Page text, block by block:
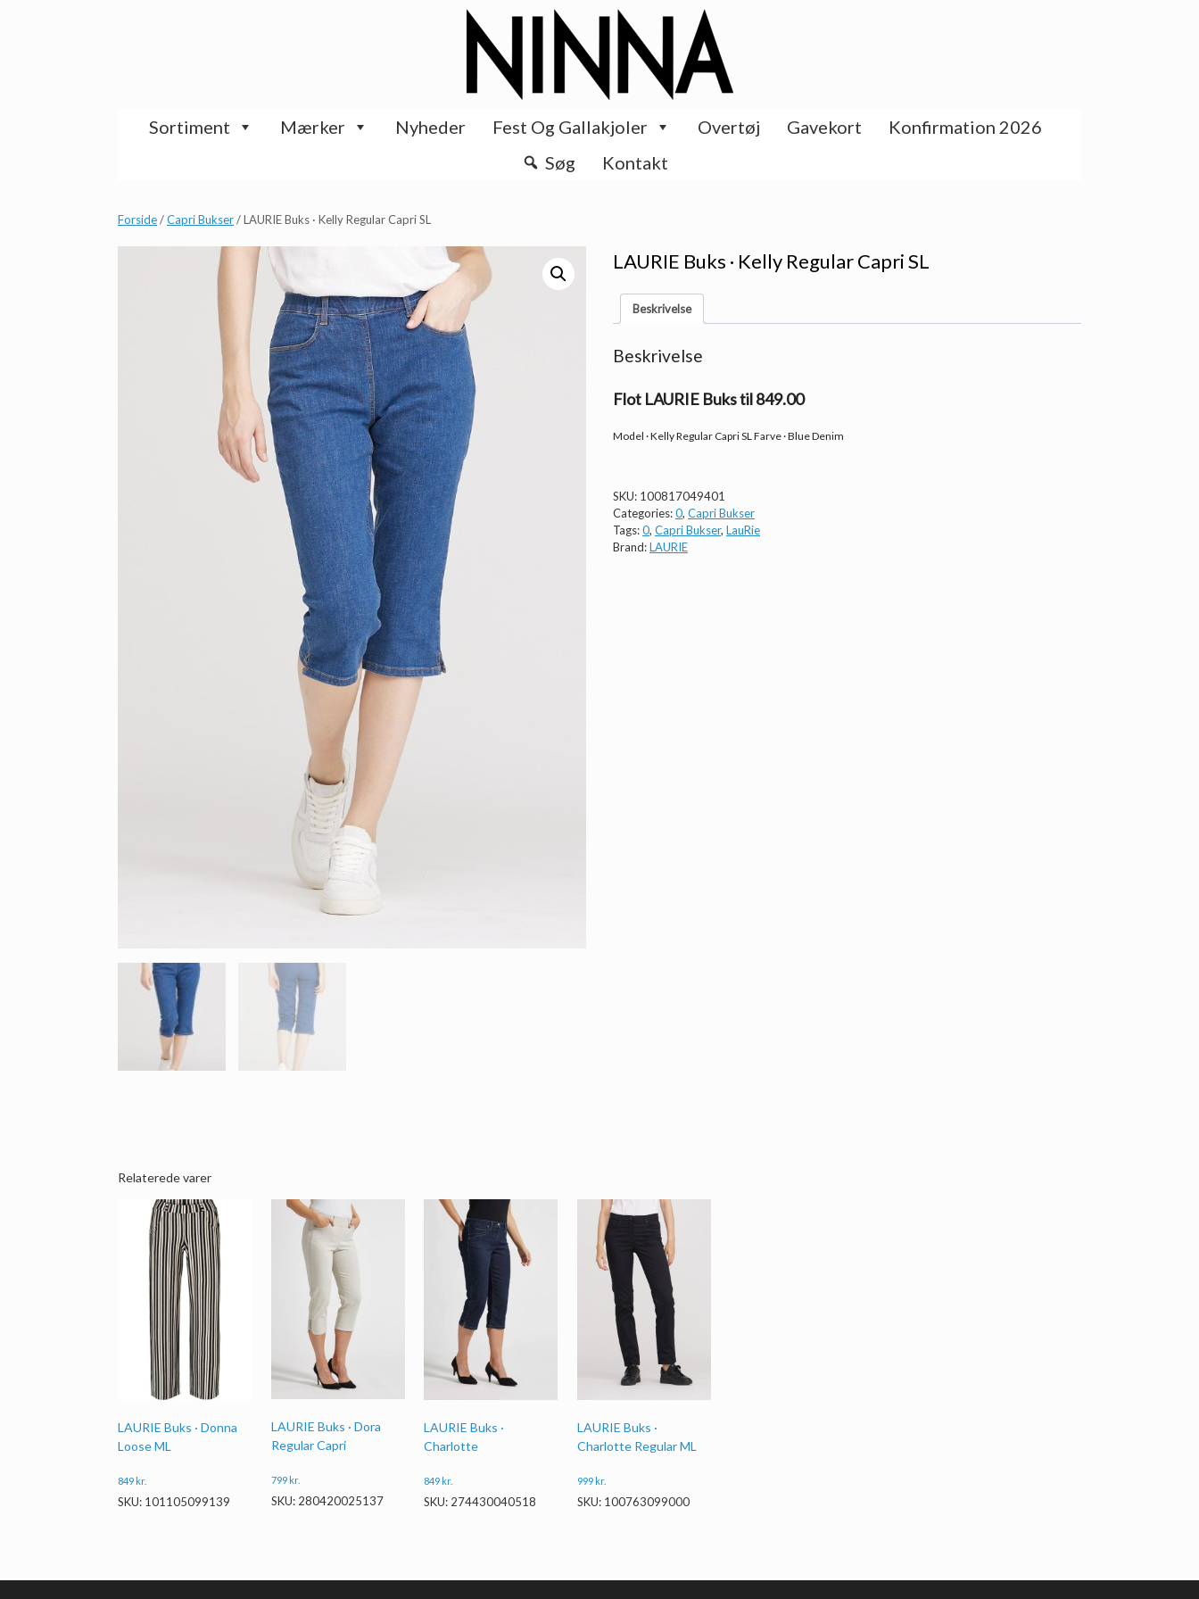
Sortiment Mærker Nyheder Fest Og Gallakjoler Overtøj Gavekort
Konfirmation 2026
Søg
Kontakt
Forside/Capri Bukser/ LAURIE Buks · Kelly Regular Capri SL
LAURIE Buks · Kelly Regular Capri SL
Beskrivelse
Beskrivelse
Flot LAURIE Buks til 849.00
Model · Kelly Regular Capri SL Farve · Blue Denim
SKU: 100817049401
Categories:0, Capri Bukser
Tags:0, Capri Bukser, LauRie
Brand:LAURIE
Relaterede varer
LAURIE Buks · Donna
Loose ML
849kr.
SKU: 101105099139
LAURIE Buks · Dora
Regular Capri
799 kr.
SKU: 280420025137
LAURIE Buks ·
Charlotte
849kr.
SKU: 274430040518
LAURIE Buks ·
Charlotte Regular ML
999kr.
SKU: 100763099000